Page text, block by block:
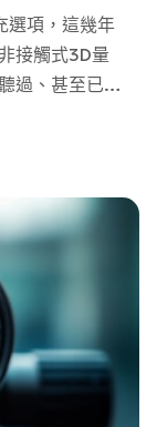
選項，這幾年
接觸式3D量
過、甚至已經
）、共焦顯
）、雷射
光掃描
成像
測距（Time
如何因應場
應用的量測法
的技術，讓